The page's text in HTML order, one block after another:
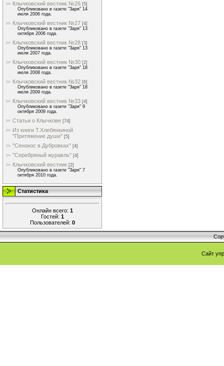
Клычковский вестник №26 [5]
Опубликовано в газете "Заря" 14
июля 2006 года.
Клычковский вестник №27 [4]
Опубликовано в газете "Заря" 13
октября 2006 года.
Клычковский вестник №28 [3]
Опубликовано в газете "Заря" 13
июля 2007 года.
Клычковский вестник №30 [2]
Опубликовано в газете "Заря" 18
июля 2008 года.
Клычковский вестник №32 [6]
Опубликовано в газете "Заря" 18
июля 2009 года.
Клычковский вестник №33 [4]
Опубликовано в газете "Заря" 9
октября 2009 года.
Статьи о Клычкове [74]
Из книги Т.Хлебянкиной
"Притяжение души" [5]
"Сенокос в Дубровках" [4]
"Серебряный журавль" [4]
Клычковский вестник [2]
Опубликовано в газете "Заря" 7
октября 2010 года.
Статистика
Онлайн всего: 1
Гостей: 1
Пользователей: 0
Сайт